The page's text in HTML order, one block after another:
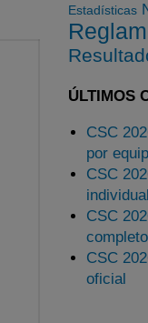
Estadísticas
ÚLTIMOS
CSC
por
CSC
individual
CSC
CSC
oficial